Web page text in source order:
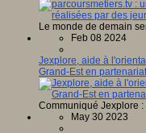
Le monde de demain
Feb 08 2024
Jexplore, aide à
Grand-Est en
Communiqué Jexplore
May 30 2023